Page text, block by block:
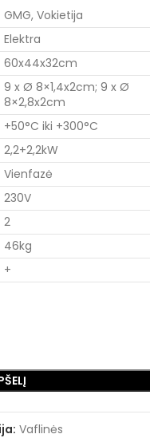
GMG, Vokietija
Elektra
60x44x32cm
9 x Ø 8×1,4x2cm; 9 x Ø
8×2,8x2cm
+50°C iki +300°C
2,2+2,2kW
Vienfazė
230V
2
46kg
+
Vaflinės